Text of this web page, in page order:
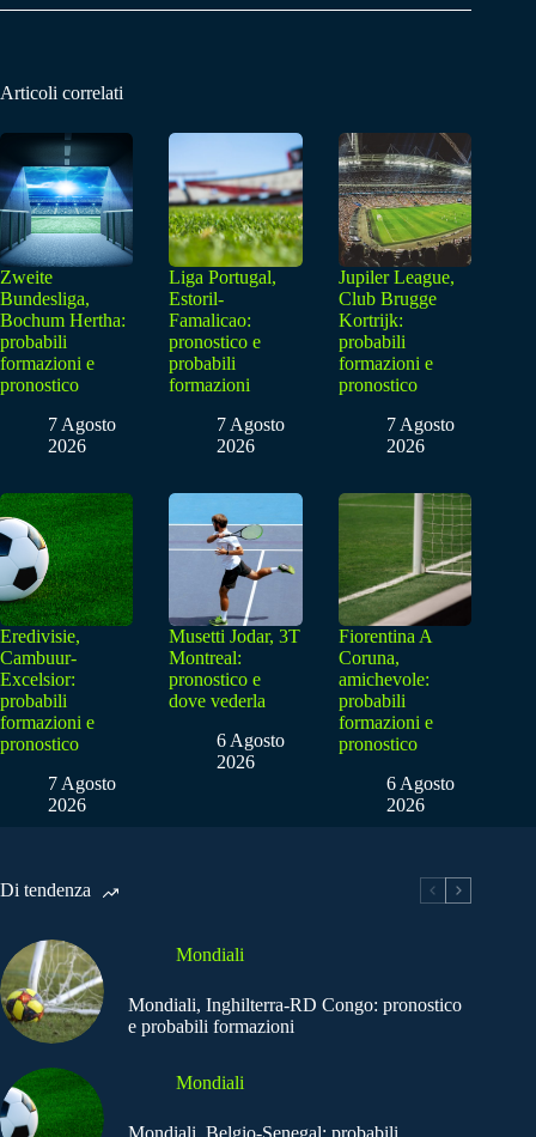
Articoli correlati
Zweite
Bundesliga,
Bochum Hertha:
probabili
formazioni e
pronostico
7 Agosto
2026
Liga Portugal,
Estoril-
Famalicao:
pronostico e
probabili
formazioni
7 Agosto
2026
Jupiler League,
Club Brugge
Kortrijk:
probabili
formazioni e
pronostico
7 Agosto
2026
Eredivisie,
Cambuur-
Excelsior:
probabili
formazioni e
pronostico
7 Agosto
2026
Musetti Jodar, 3T
Montreal:
pronostico e
dove vederla
6 Agosto
2026
Fiorentina A
Coruna,
amichevole:
probabili
formazioni e
pronostico
6 Agosto
2026
Di tendenza
Mondiali
Mondiali, Inghilterra-RD Congo: pronostico
e probabili formazioni
Mondiali